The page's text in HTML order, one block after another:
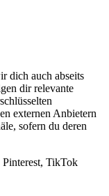
dich auch abseits
dir relevante
externen Anbietern
sofern du deren
TikTok